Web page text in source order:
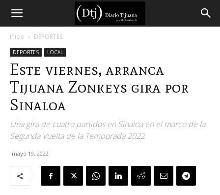
Diario
Tijuana
Inicio DEPORTES
DEPORTES LOCAL
Este viernes, arranca
Tijuana Zonkeys gira por
Sinaloa
Una gira de cuatro partidos en Sinaloa en el marco de la
Segunda Vuelta de la Temporada 2022
mayo 19, 2022